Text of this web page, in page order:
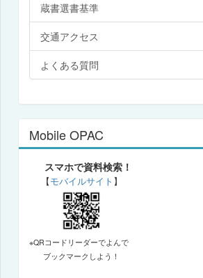
蔵書選書基準
交通アクセス
よくある質問
Mobile OPAC
スマホで資料検索！
【モバイルサイト 】
※QRコードリーダーでよんで
ブックマークしよう！